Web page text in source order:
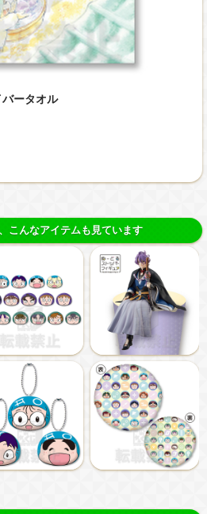
ータオル
こんなアイテムも見ています